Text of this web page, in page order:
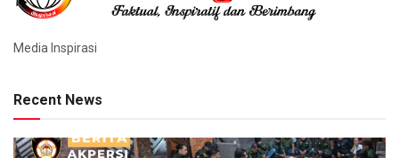
Media Inspirasi
Recent News